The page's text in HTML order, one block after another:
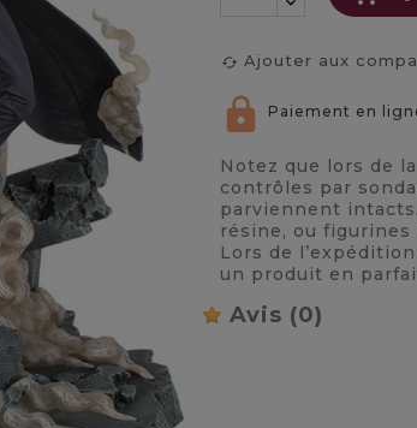
cached Ajouter aux
Paiement en
Notez que lors de
contrôles par
parviennent
résine, ou
Lors de
un produit en
Avis (0)